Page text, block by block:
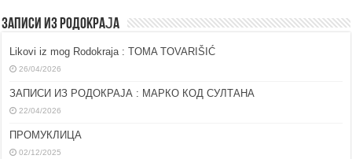
ЗАПИСИ ИЗ РОДОКРАЈА
Likovi iz mog Rodokraja : TOMA TOVARIŠIĆ
26/04/2026
ЗАПИСИ ИЗ РОДОКРАЈА : МАРКО КОД СУЛТАНА
22/04/2026
ПРОМУКЛИЦА
02/12/2025